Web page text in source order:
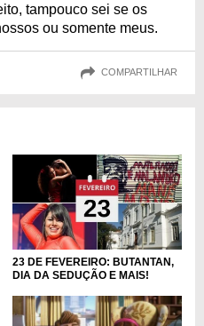
tampouco sei se os
ou somente meus.
COMPARTILHAR
23 DE FEVEREIRO: BUTANTAN,
DIA DA SEDUÇÃO E MAIS!